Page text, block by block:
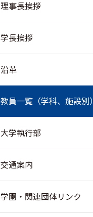
理事長挨拶
学長挨拶
沿革
教員一覧（学科、施設別）
大学執行部
交通案内
学園・関連団体リンク